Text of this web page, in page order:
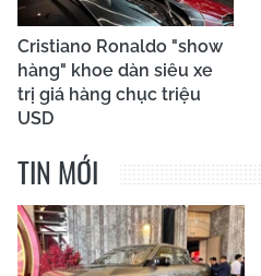
Cristiano Ronaldo "show
hàng" khoe dàn siêu xe
trị giá hàng chục triệu
USD
TIN MỚI